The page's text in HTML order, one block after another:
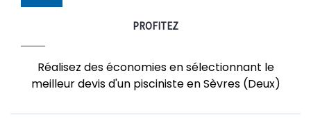
PROFITEZ
Réalisez des économies en sélectionnant le
meilleur devis d'un pisciniste en Sèvres (Deux)